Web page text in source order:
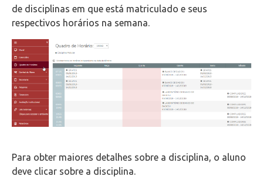
de disciplinas em que está matriculado e seus
respectivos horários na semana.
Para obter maiores detalhes sobre a disciplina, o aluno
deve clicar sobre a disciplina.